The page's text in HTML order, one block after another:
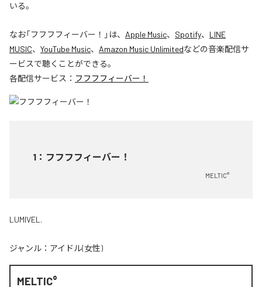
いる。
なお「フフフフィーバー！ 」は、 Apple Music、 Spotify、 LINE
MUSIC、 YouTube Music、 Amazon Music Unlimitedなどの音楽配信サ
ービスで聴くことができる。
各配信サービス： フフフフィーバー！
1 ： フフフフィーバー！
MELTIC°
LUMIVEL.
ジャンル： アイドル(女性)
MELTIC°